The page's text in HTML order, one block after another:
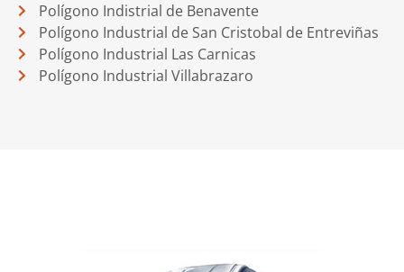
Polígono Indistrial de Benavente
Polígono Industrial de San Cristobal de Entreviñas
Polígono Industrial Las Carnicas
Polígono Industrial Villabrazaro